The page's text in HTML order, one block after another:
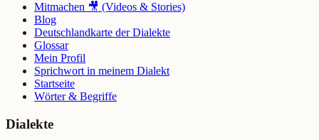
Mitmachen 🎥 (Videos & Stories)
Blog
Deutschlandkarte der Dialekte
Glossar
Mein Profil
Sprichwort in meinem Dialekt
Startseite
Wörter & Begriffe
Dialekte